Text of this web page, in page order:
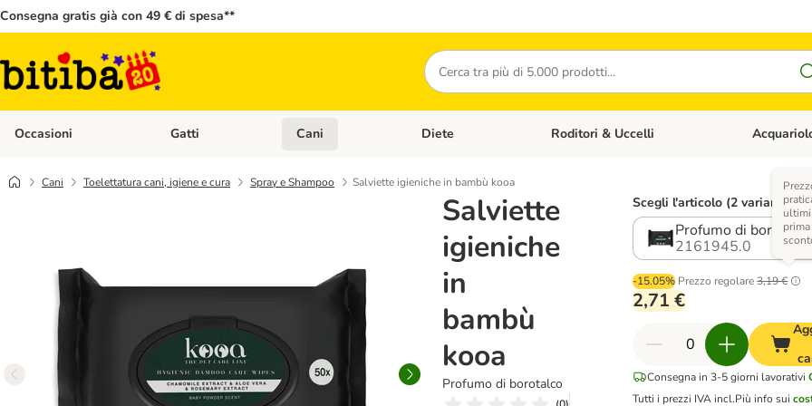
Consegna gratis già con 49 € di spesa**
Cerca
Occasioni Apri Menù Categoria: Occasioni
Gatti Apri Menù Categoria: Gatti
Cani Apri Menù Categoria: Cani
Diete Apri Menù Categoria: Diete
Roditori & Uccelli Apri Menù
Cani Toelettatura cani, igiene e cura Spray e Shampoo Salviette igieniche in bambù kooa
Salviette
igieniche
in
bambù
kooa
Profumo di borotalco
Scegli l'articolo (2 varianti)
Profumo di borotalco
2161945.0
-15.05% Prezzo regolare 3,19 €
2,71 €
Consegna in 3-5 giorni lavorativi
Tutti i prezzi IVA incl.Più info sui